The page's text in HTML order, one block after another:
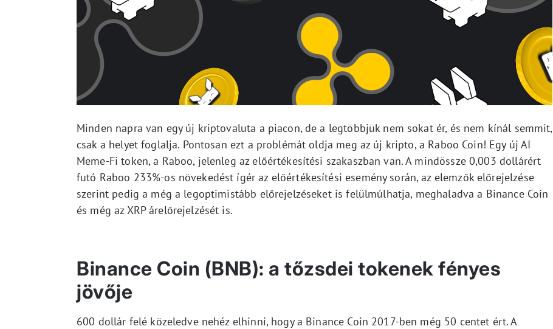
Minden napra van egy új kriptovaluta a piacon, de a legtöbbjük nem sokat ér, és nem kínál semmit,
csak a helyet foglalja. Pontosan ezt a problémát oldja meg az új kripto, a Raboo Coin! Egy új AI
Meme-Fi token, a Raboo, jelenleg az előértékesítési szakaszban van. A mindössze 0,003 dollárért
futó Raboo 233%-os növekedést ígér az előértékesítési esemény során, az elemzők előrejelzése
szerint pedig a még a legoptimistább előrejelzéseket is felülmúlhatja, meghaladva a Binance Coin
és még az XRP árelőrejelzését is.
Binance Coin (BNB): a tőzsdei tokenek fényes
jövője
600 dollár felé közeledve nehéz elhinni, hogy a Binance Coin 2017-ben még 50 centet ért. A